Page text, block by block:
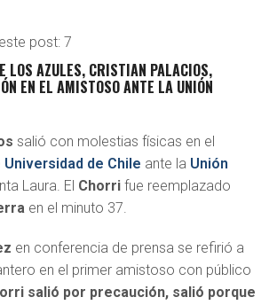
post: 7
LOS AZULES, CRISTIAN PALACIOS,
EN EL AMISTOSO ANTE LA UNIÓN
salió con molestias físicas en el
Universidad de Chile ante la Unión
Laura. El Chorri fue reemplazado
en el minuto 37.
en conferencia de prensa se refirió a
en el primer amistoso con público
salió por precaución, salió porque